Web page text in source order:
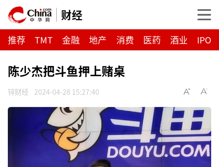
财经
推荐 TMT 金融 地产 消费 医药 酒业 IPO
陈少杰把斗鱼押上赌桌
锌财经 2024-04-28 15:27:40